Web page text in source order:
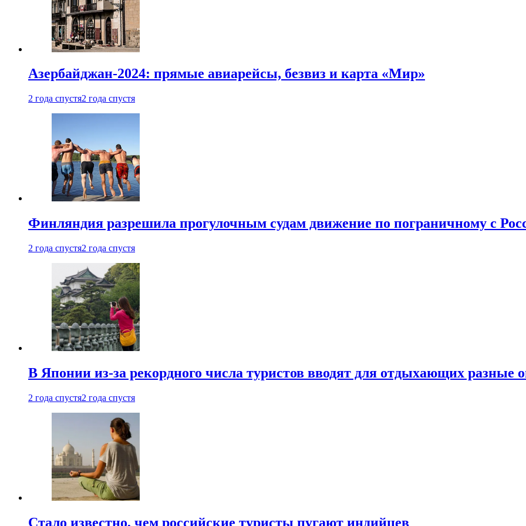
Азербайджан-2024: прямые авиарейсы, безвиз и карта «Мир»
2 года спустя2 года спустя
Финляндия разрешила прогулочным судам движение по пограничному с
2 года спустя2 года спустя
В Японии из-за рекордного числа туристов вводят для отдыхающих разные
2 года спустя2 года спустя
Стало известно, чем российские туристы пугают индийцев